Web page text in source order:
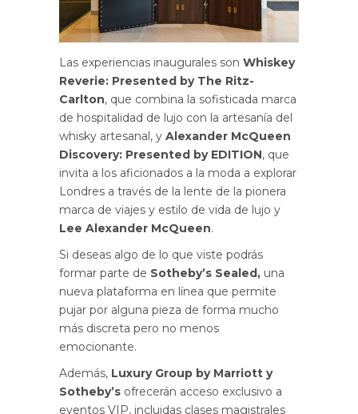
Las experiencias inaugurales son Whiskey
Reverie: Presented by The Ritz-
Carlton, que combina la sofisticada marca
de hospitalidad de lujo con la artesanía del
whisky artesanal, y Alexander McQueen
Discovery: Presented by EDITION, que
invita a los aficionados a la moda a explorar
Londres a través de la lente de la pionera
marca de viajes y estilo de vida de lujo y
Lee Alexander McQueen.
Si deseas algo de lo que viste podrás
formar parte de Sotheby’s Sealed, una
nueva plataforma en línea que permite
pujar por alguna pieza de forma mucho
más discreta pero no menos
emocionante.
Además, Luxury Group by Marriott y
Sotheby’s ofrecerán acceso exclusivo a
eventos VIP, incluidas clases magistrales